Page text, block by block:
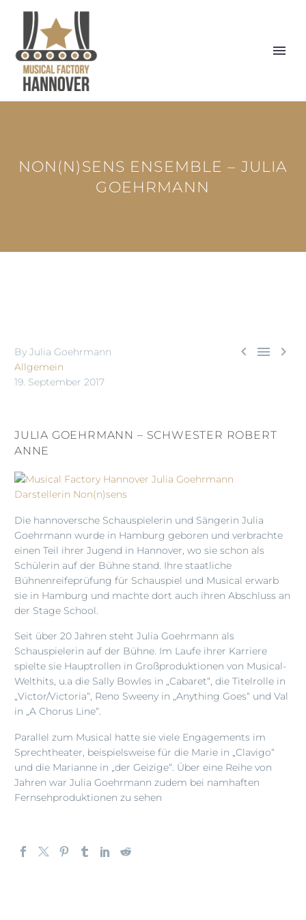
NON(N)SENS ENSEMBLE – JULIA
GOEHRMANN
  
By Julia Goehrmann
Allgemein
19. September 2017
JULIA GOEHRMANN – SCHWESTER ROBERT
ANNE
Die hannoversche Schauspielerin und Sängerin Julia
Goehrmann wurde in Hamburg geboren und verbrachte
einen Teil ihrer Jugend in Hannover, wo sie schon als
Schülerin auf der Bühne stand. Ihre staatliche
Bühnenreifeprüfung für Schauspiel und Musical erwarb
sie in Hamburg und machte dort auch ihren Abschluss an
der Stage School.
Seit über 20 Jahren steht Julia Goehrmann als
Schauspielerin auf der Bühne. Im Laufe ihrer Karriere
spielte sie Hauptrollen in Großproduktionen von Musical-
Welthits, u.a die Sally Bowles in „Cabaret“, die Titelrolle in
„Victor/Victoria“, Reno Sweeny in „Anything Goes“ und Val
in „A Chorus Line“.
Parallel zum Musical hatte sie viele Engagements im
Sprechtheater, beispielsweise für die Marie in „Clavigo“
und die Marianne in „der Geizige“. Über eine Reihe von
Jahren war Julia Goehrmann zudem bei namhaften
Fernsehproduktionen zu sehen